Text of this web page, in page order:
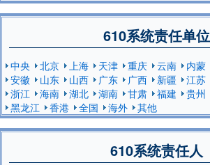
610系统责任单位
中央 北京 上海 天津 重庆 云南 内蒙
安徽
山东 山西 广东 广西 新疆 江苏
浙江
海南 湖北 湖南 甘肃 福建 贵州
黑龙江
香港 全国 海外 其他
610系统责任人